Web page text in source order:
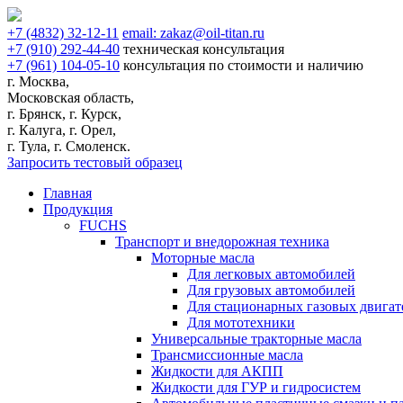
+7 (4832) 32-12-11 email: zakaz@oil-titan.ru
+7 (910) 292-44-40 техническая консультация
+7 (961) 104-05-10 консультация по стоимости и наличию
г. Москва,
Московская область,
г. Брянск, г. Курск,
г. Калуга, г. Орел,
г. Тула, г. Смоленск.
Запросить тестовый образец
Главная
Продукция
FUCHS
Транспорт и внедорожная техника
Моторные масла
Для легковых автомобилей
Для грузовых автомобилей
Для стационарных газовых
Для мототехники
Универсальные тракторные масла
Трансмиссионные масла
Жидкости для АКПП
Жидкости для ГУР и гидросистем